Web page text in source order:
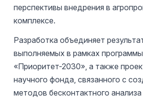
перспективы внедрения в
комплексе.
Разработка объединяет
выполняемых в рамках программы
«Приоритет-2030», а также
научного фонда, связанного с
методов бесконтактного анализа